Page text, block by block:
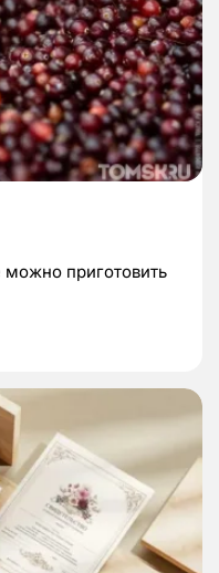
приготовить